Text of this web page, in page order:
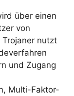
über einen
von
nutzt
und Zugang
Multi-Faktor-